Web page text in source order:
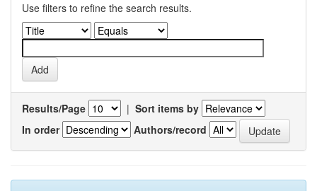
Use filters to refine the search results.
Results/Page | Sort items by
In order
Authors/record